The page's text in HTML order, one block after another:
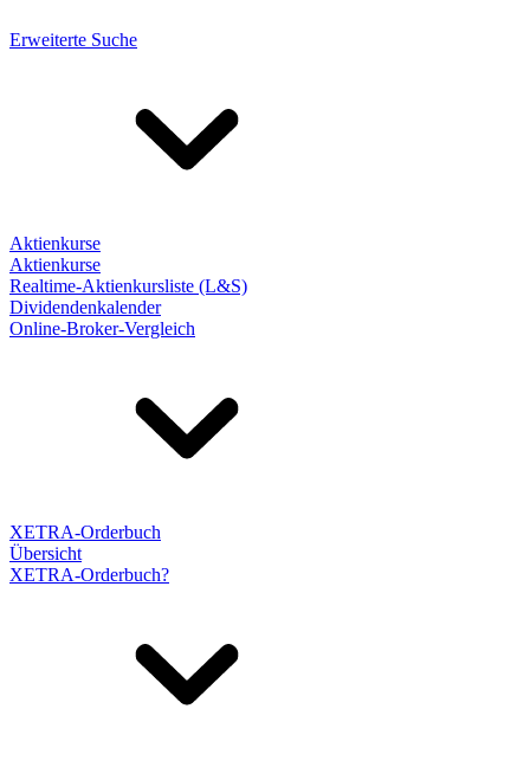
Erweiterte Suche
Aktienkurse
Aktienkurse
Realtime-Aktienkursliste (L&S)
Dividendenkalender
Online-Broker-Vergleich
XETRA-Orderbuch
Übersicht
XETRA-Orderbuch?